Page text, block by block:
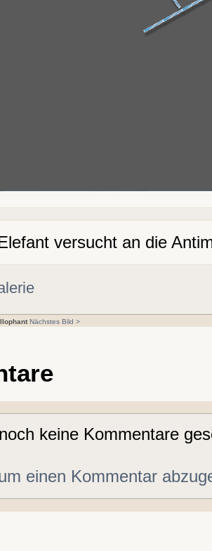
versucht an die
Nächstes Bild >
keine Kommentare
einen Kommentar